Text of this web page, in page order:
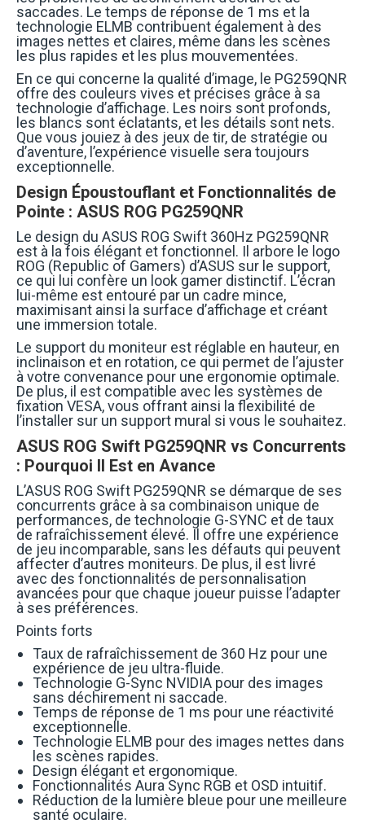
saccades. Le temps de réponse de 1 ms et la
technologie ELMB contribuent également à des
images nettes et claires, même dans les scènes
les plus rapides et les plus mouvementées.
En ce qui concerne la qualité d’image, le PG259QNR
offre des couleurs vives et précises grâce à sa
technologie d’affichage. Les noirs sont profonds,
les blancs sont éclatants, et les détails sont nets.
Que vous jouiez à des jeux de tir, de stratégie ou
d’aventure, l’expérience visuelle sera toujours
exceptionnelle.
Design Époustouflant et Fonctionnalités de
Pointe : ASUS ROG PG259QNR
Le design du ASUS ROG Swift 360Hz PG259QNR
est à la fois élégant et fonctionnel. Il arbore le logo
ROG (Republic of Gamers) d’ASUS sur le support,
ce qui lui confère un look gamer distinctif. L’écran
lui-même est entouré par un cadre mince,
maximisant ainsi la surface d’affichage et créant
une immersion totale.
Le support du moniteur est réglable en hauteur, en
inclinaison et en rotation, ce qui permet de l’ajuster
à votre convenance pour une ergonomie optimale.
De plus, il est compatible avec les systèmes de
fixation VESA, vous offrant ainsi la flexibilité de
l’installer sur un support mural si vous le souhaitez.
ASUS ROG Swift PG259QNR vs Concurrents
: Pourquoi Il Est en Avance
L’ASUS ROG Swift PG259QNR se démarque de ses
concurrents grâce à sa combinaison unique de
performances, de technologie G-SYNC et de taux
de rafraîchissement élevé. Il offre une expérience
de jeu incomparable, sans les défauts qui peuvent
affecter d’autres moniteurs. De plus, il est livré
avec des fonctionnalités de personnalisation
avancées pour que chaque joueur puisse l’adapter
à ses préférences.
Points forts
Taux de rafraîchissement de 360 Hz pour une
expérience de jeu ultra-fluide.
Technologie G-Sync NVIDIA pour des images
sans déchirement ni saccade.
Temps de réponse de 1 ms pour une réactivité
exceptionnelle.
Technologie ELMB pour des images nettes dans
les scènes rapides.
Design élégant et ergonomique.
Fonctionnalités Aura Sync RGB et OSD intuitif.
Réduction de la lumière bleue pour une meilleure
santé oculaire.